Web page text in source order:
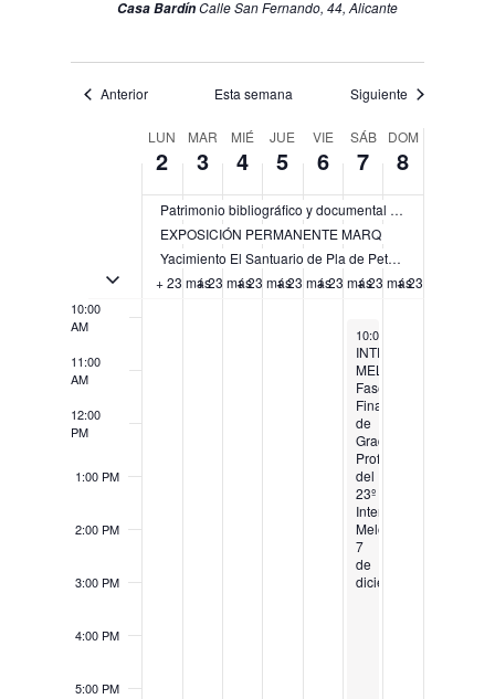
Casa BardínCalle San Fernando, 44, Alicante
Anterior Esta semana Siguiente
Semana
LUN
2
MAR
3
MIÉ
4
JUE
5
VIE
6
SÁB
7
DOM
8
Activar/Desactivar eventos de múltiples días
Patrimonio bibliográfico y documental del Instituto Alicantino de Cultura Juan Gil-Albert (IAC)
EXPOSICIÓN PERMANENTE MARQ
Yacimiento El Santuario de Pla de Petracos
+ 23 más+ 23 más+ 23 más+ 23 más+ 23 más+ 23 más+ 23 más
6:00 AM
10:00
AM
11:00
AM
12:00
PM
1:00 PM
2:00 PM
3:00 PM
4:00 PM
5:00 PM
December 7, 2024
10:00 AM
INTERCENTROS
MELÓMANO.
Fase
Final
de
Grado
Profesional
del
23º
Intercentros
Melómano
7
de
diciembre